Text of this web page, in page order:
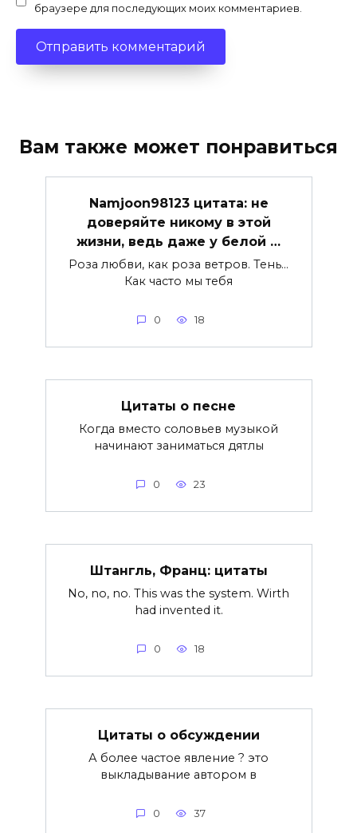
браузере для последующих моих комментариев.
Вам также может понравиться
Namjoon98123 цитата: не
доверяйте никому в этой
жизни, ведь даже у белой …
Роза любви, как роза ветров. Тень…
Как часто мы тебя
0 18
Цитаты о песне
Когда вместо соловьев музыкой
начинают заниматься дятлы
0 23
Штангль, Франц: цитаты
No, no, no. This was the system. Wirth
had invented it.
0 18
Цитаты о обсуждении
А более частое явление ? это
выкладывание автором в
0 37